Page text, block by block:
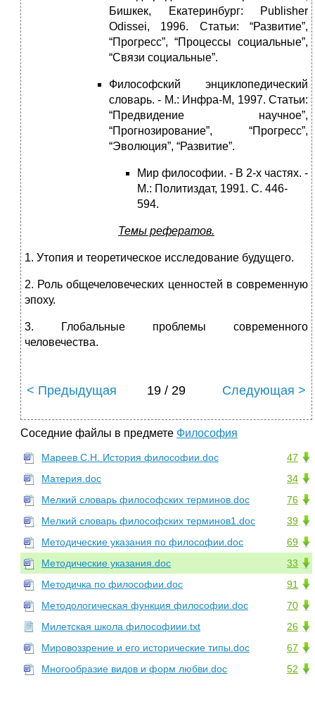
Бишкек, Екатеринбург: Publisher
Odissei, 1996. Статьи: “Развитие”,
“Прогресс”, “Процессы социальные”,
“Связи социальные”.
Философский энциклопедический
словарь. - М.: Инфра-М, 1997. Статьи:
“Предвидение научное”,
“Прогнозирование”, “Прогресс”,
“Эволюция”, “Развитие”.
Мир философии. - В 2-х частях. -
М.: Политиздат, 1991. С. 446-
594.
Темы рефератов.
1. Утопия и теоретическое исследование будущего.
2. Роль общечеловеческих ценностей в современную
эпоху.
3. Глобальные проблемы современного
человечества.
< Предыдущая 19 / 29 Следующая >
Соседние файлы в предмете Философия
47
Мареев С.Н. История философии.doc
34
Материя.doc
76
Мелкий словарь философских терминов.doc
39
Мелкий словарь философских терминов1.doc
69
Методические указания по философии.doc
33
Методические указания.doc
91
Методичка по философии.doc
70
Методологическая функция философии.doc
26
Милетская школа философиии.txt
67
Мировоззрение и его исторические типы.doc
52
Многообразие видов и форм любви.doc